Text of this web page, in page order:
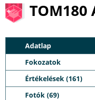
TOM180
Adatlap
Fokozatok
Értékelések (161)
Fotók (69)